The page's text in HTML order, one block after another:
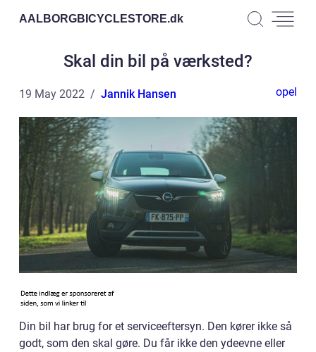
AALBORGBICYCLESTORE.dk
Skal din bil på værksted?
19 May 2022 Jannik Hansen opel
Din bil har brug for et serviceeftersyn. Den kører ikke så
godt, som den skal gøre. Du får ikke den ydeevne eller